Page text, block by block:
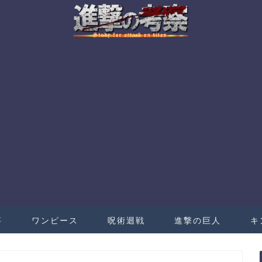
ワンピース 呪術迴戦 進撃の巨人 キ